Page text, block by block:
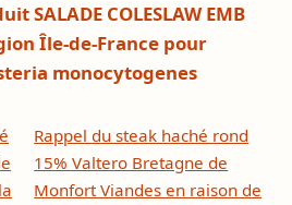
SALADE COLESLAW EMB
Île-de-France pour
monocytogenes
Rappel du steak haché rond
15% Valtero Bretagne de
Monfort Viandes en raison de